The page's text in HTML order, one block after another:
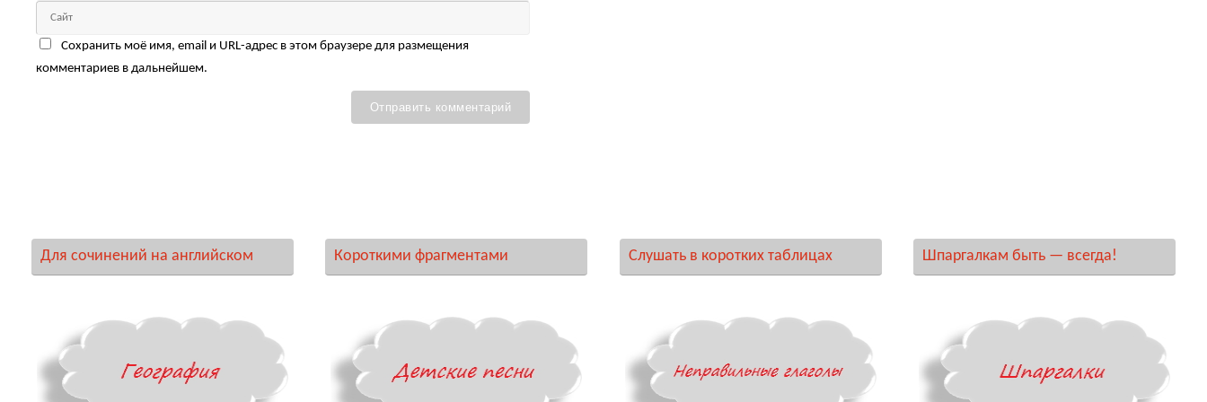
Сохранить моё имя, email и URL-адрес в этом браузере для размещения
комментариев в дальнейшем.
Для сочинений на английском Короткими фрагментами Слушать в коротких таблицах Шпаргалкам быть — всегда!